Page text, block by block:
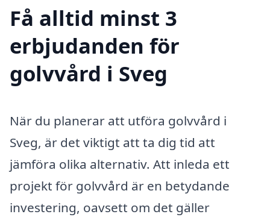
Få alltid minst 3
erbjudanden för
golvvård i Sveg
När du planerar att utföra golvvård i
Sveg, är det viktigt att ta dig tid att
jämföra olika alternativ. Att inleda ett
projekt för golvvård är en betydande
investering, oavsett om det gäller